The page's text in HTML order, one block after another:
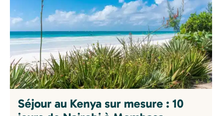
Séjour au Kenya sur mesure : 10